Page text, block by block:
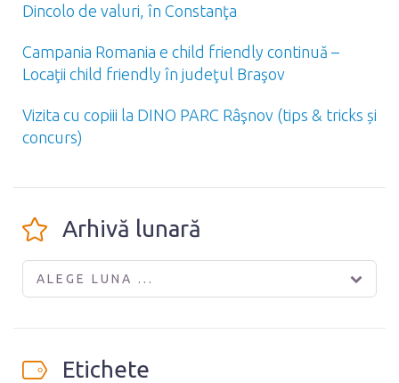
Dincolo de valuri, în Constanţa
Campania Romania e child friendly continuă –
Locaţii child friendly în judeţul Braşov
Vizita cu copiii la DINO PARC Râşnov (tips & tricks și
concurs)
Arhivă lunară
ALEGE LUNA ...
Etichete